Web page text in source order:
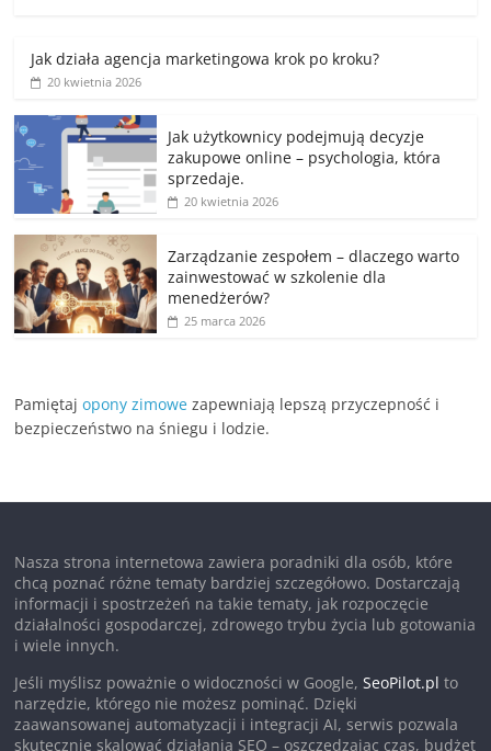
Jak działa agencja marketingowa krok po kroku?
20 kwietnia 2026
Jak użytkownicy podejmują decyzje
zakupowe online – psychologia, która
sprzedaje.
20 kwietnia 2026
Zarządzanie zespołem – dlaczego warto
zainwestować w szkolenie dla
menedżerów?
25 marca 2026
Pamiętajopony zimowe zapewniają lepszą przyczepność i
bezpieczeństwo na śniegu i lodzie.
Nasza strona internetowa zawiera poradniki dla osób, które
chcą poznać różne tematy bardziej szczegółowo. Dostarczają
informacji i spostrzeżeń na takie tematy, jak rozpoczęcie
działalności gospodarczej, zdrowego trybu życia lub gotowania
i wiele innych.
Jeśli myślisz poważnie o widoczności w Google,SeoPilot.pl to
narzędzie, którego nie możesz pominąć. Dzięki
zaawansowanej automatyzacji i integracji AI, serwis pozwala
skutecznie skalować działania SEO – oszczędzając czas, budżet